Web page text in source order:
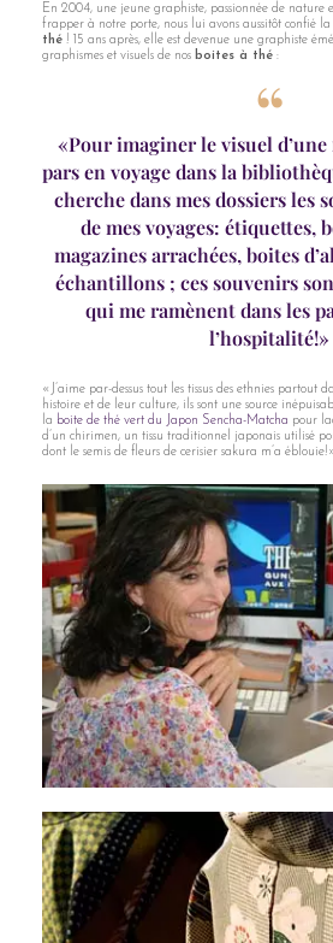
En 2004, une jeune graphiste, passionnée de nature
frapper à notre porte, nous lui avons aussitôt confié la
thé ! 15 ans après, elle est devenue une graphiste
graphismes et visuels de nos boites à thé :
«Pour imaginer le visuel
pars en voyage dans la
cherche dans mes dossiers les
de mes voyages: étiquettes,
magazines arrachées, boites
échantillons ; ces souvenirs
qui me ramènent dans les
l’hospitalité!»
«J’aime par-dessus tout les tissus des ethnies partout
histoire et de leur culture, ils sont une source
la boite de thé vert du Japon Sencha-Matcha pour
d’un chirimen, un tissu traditionnel japonais utilisé
dont le semis de fleurs de cerisier sakura m’a